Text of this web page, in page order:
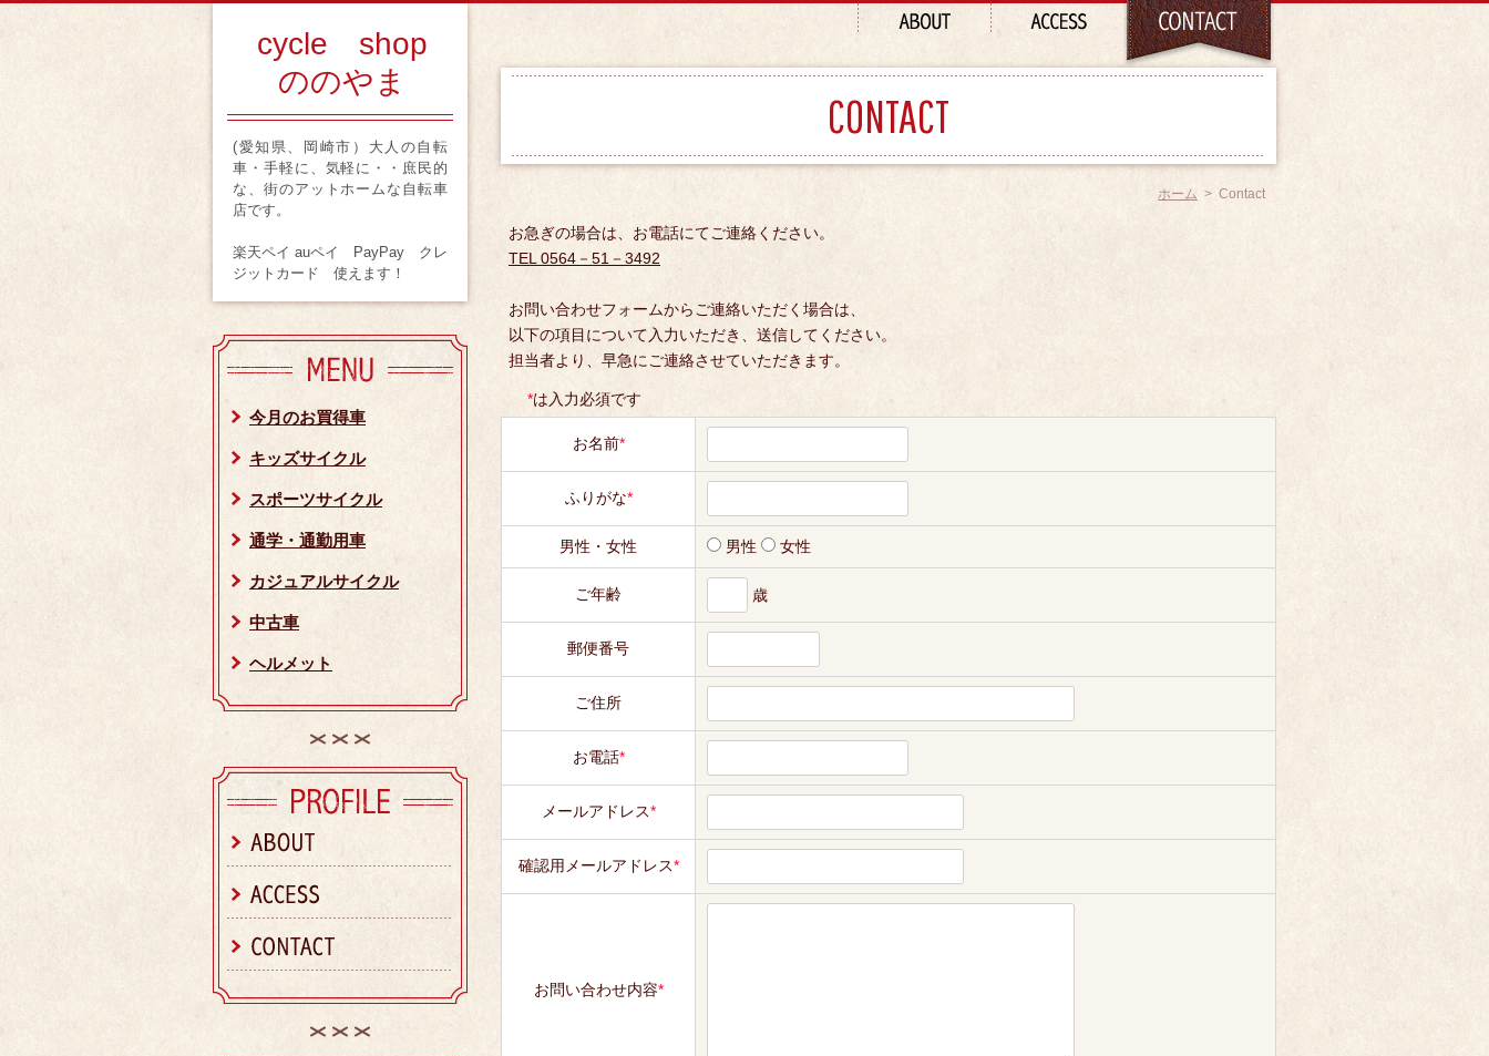
CONTACT
ホーム > Contact
お急ぎの場合は、お電話にてご連絡ください。
TEL 0564－51－3492
お問い合わせフォームからご連絡いただく場合は、
以下の項目について入力いただき、送信してください。
担当者より、早急にご連絡させていただきます。
*は入力必須です
お名前*
ふりがな*
男性・女性 男性 女性
ご年齢 歳
郵便番号
ご住所
お電話*
メールアドレス*
確認用メールアドレス*
お問い合わせ内容*
cycle shop
ののやま
(愛知県、岡崎市）大人の自転
車・手軽に、気軽に・・庶民的
な、街のアットホームな自転車
店です。
楽天ペイ auペイ PayPay クレ
ジットカード 使えます！
今月のお買得車
キッズサイクル
スポーツサイクル
通学・通勤用車
カジュアルサイクル
中古車
ヘルメット